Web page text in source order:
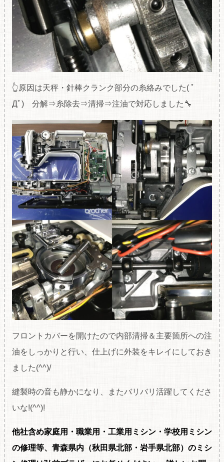
👆原因は天秤・針棒クランク部分の糸絡みでした( ﾟ
Дﾟ) 分解⇒糸除去⇒清掃⇒注油で対応しました🔧
フロントカバーを開けたので内部清掃＆主要箇所への注
油をしっかりと行い、仕上げに外装をキレイにしておき
ました(^^)/
縫製時の音も静かになり、またバリバリ活躍してくださ
いな!(^^)!
他社含め家庭用・職業用・工業用ミシン・学校用ミシン
の修理等、青森県内（秋田県北部・岩手県北部）のミシ